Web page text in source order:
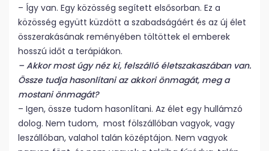
– Így van. Egy közösség segített elsősorban. Ez a
közösség együtt küzdött a szabadságáért és az új élet
összerakásának reményében töltöttek el emberek
hosszú időt a terápiákon.
– Akkor most úgy néz ki, felszálló életszakaszában van.
Össze tudja hasonlítani az akkori önmagát, meg a
mostani önmagát?
– Igen, össze tudom hasonlítani. Az élet egy hullámzó
dolog. Nem tudom, most fölszállóban vagyok, vagy
leszállóban, valahol talán középtájon. Nem vagyok